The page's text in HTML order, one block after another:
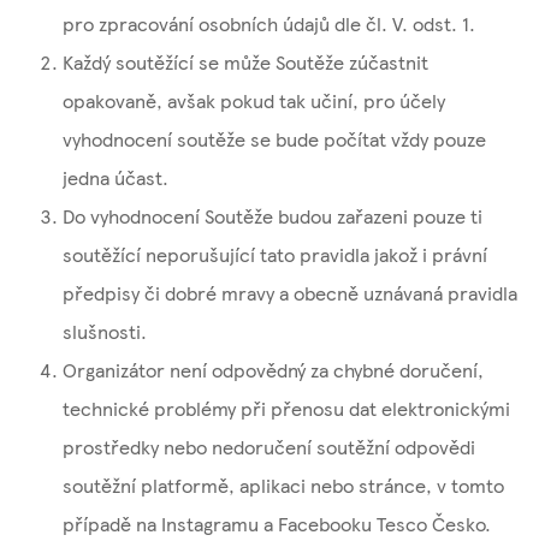
pro zpracování osobních údajů dle čl. V. odst. 1.
Každý soutěžící se může Soutěže zúčastnit
opakovaně, avšak pokud tak učiní, pro účely
vyhodnocení soutěže se bude počítat vždy pouze
jedna účast.
Do vyhodnocení Soutěže budou zařazeni pouze ti
soutěžící neporušující tato pravidla jakož i právní
předpisy či dobré mravy a obecně uznávaná pravidla
slušnosti.
Organizátor není odpovědný za chybné doručení,
technické problémy při přenosu dat elektronickými
prostředky nebo nedoručení soutěžní odpovědi
soutěžní platformě, aplikaci nebo stránce, v tomto
případě na Instagramu a Facebooku Tesco Česko.